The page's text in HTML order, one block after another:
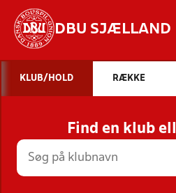
DBU SJÆLLAND
STILLINGER,
HOLD
KLUB/HOLD RÆKKE
Find en klub